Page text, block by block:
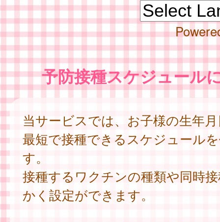
予防接種スケジュール
当サービスでは、お子様の生年
最短で接種できるスケジュール
す。
接種するワクチンの種類や同時
かく設定ができます。